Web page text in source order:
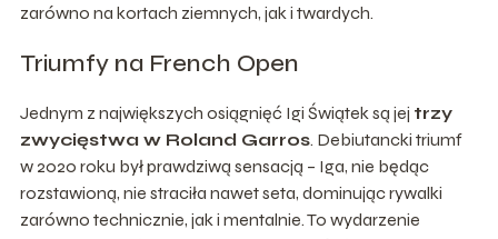
zarówno na kortach ziemnych, jak i twardych.
Triumfy na French Open
Jednym z największych osiągnięć Igi Świątek są jej trzy
zwycięstwa w Roland Garros. Debiutancki triumf
w 2020 roku był prawdziwą sensacją – Iga, nie będąc
rozstawioną, nie straciła nawet seta, dominując rywalki
zarówno technicznie, jak i mentalnie. To wydarzenie